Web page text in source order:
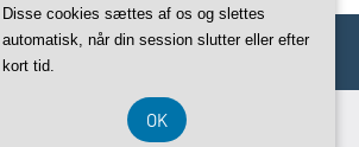
by ThemeZee.
DK 3740 7739
Disse cookies sættes af os og slettes
automatisk, når din session slutter eller efter
kort tid.
OK